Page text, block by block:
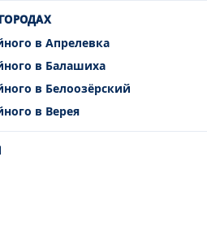
в Апрелевка
в Балашиха
в Белоозёрский
в Верея